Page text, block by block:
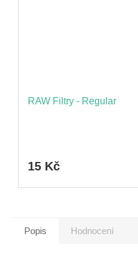
RAW Filtry - Regular
15 Kč
Popis Hodnocení